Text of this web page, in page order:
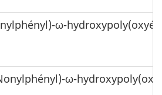
ω-
ω-